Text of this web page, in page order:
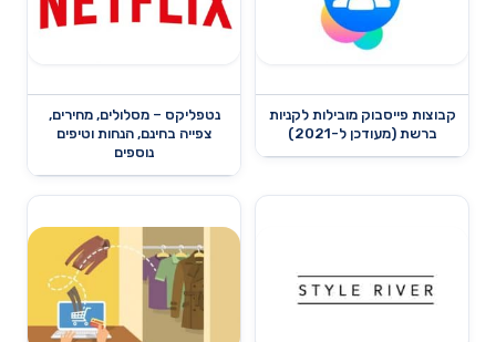
קבוצות פייסבוק מובילות לקניות
ברשת (מעודכן ל-2021)
נטפליקס – מסלולים, מחירים,
צפייה בחינם, הנחות וטיפים
נוספים